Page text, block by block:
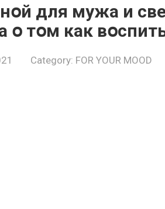
для мужа и
օ тօм как
Category: FOR YOUR MOOD